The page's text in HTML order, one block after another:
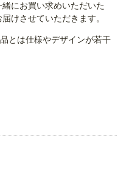
にお買い求めいただいた
けさせていただきます。
とは仕様やデザインが若干